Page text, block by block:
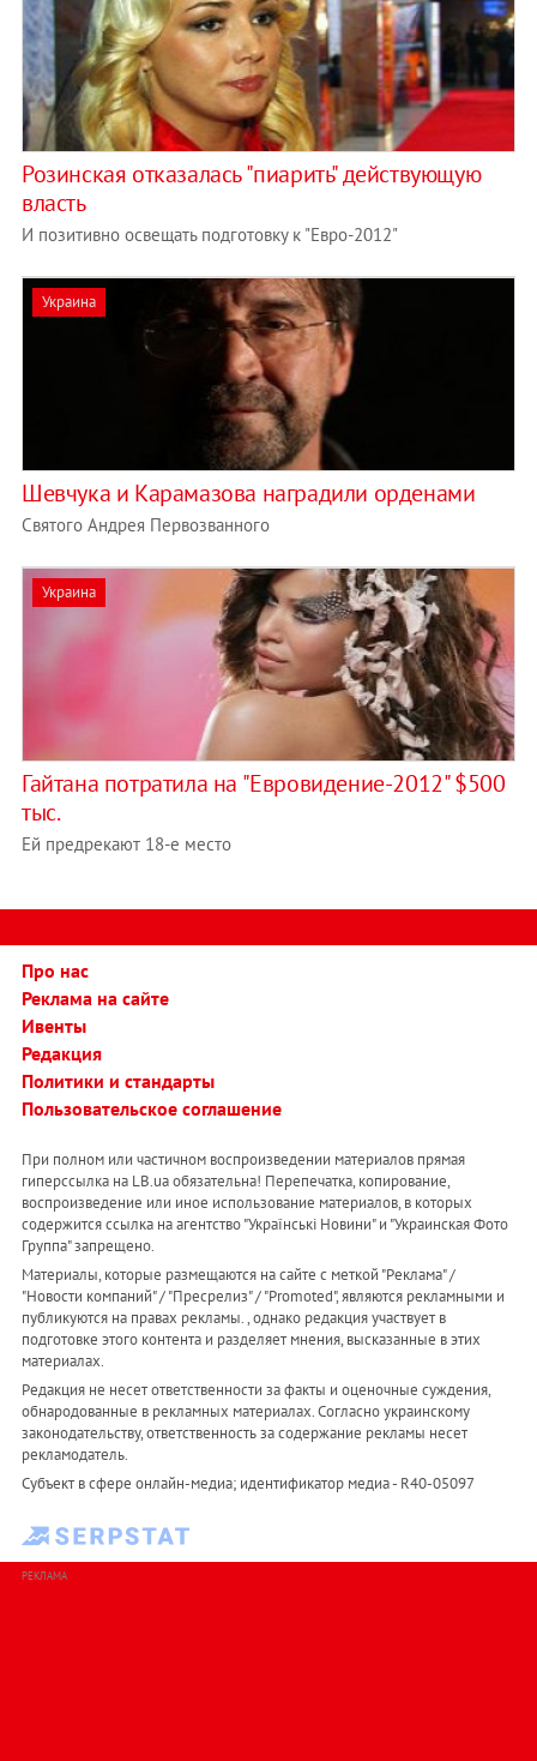
Розинская отказалась "пиарить" действующую
власть
И позитивно освещать подготовку к "Евро-2012"
Украина
Шевчука и Карамазова наградили орденами
Святого Андрея Первозванного
Украина
Гайтана потратила на "Евровидение-2012" $500
тыс.
Ей предрекают 18-е место
Про нас
Реклама на сайте
Ивенты
Редакция
Политики и стандарты
Пользовательское соглашение
При полном или частичном воспроизведении материалов прямая
гиперссылка на LB.ua обязательна! Перепечатка, копирование,
воспроизведение или иное использование материалов, в которых
содержится ссылка на агентство "Українськi Новини" и "Украинская Фото
Группа" запрещено.
Материалы, которые размещаются на сайте с меткой "Реклама" /
"Новости компаний" / "Пресрелиз" / "Promoted", являются рекламными и
публикуются на правах рекламы. , однако редакция участвует в
подготовке этого контента и разделяет мнения, высказанные в этих
материалах.
Редакция не несет ответственности за факты и оценочные суждения,
обнародованные в рекламных материалах. Согласно украинскому
законодательству, ответственность за содержание рекламы несет
рекламодатель.
Субъект в сфере онлайн-медиа; идентификатор медиа - R40-05097
РЕКЛАМА